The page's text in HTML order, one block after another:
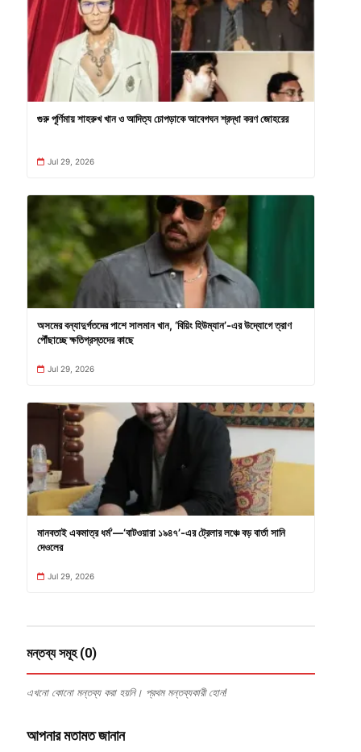
গুরু পূর্ণিমায় শাহরুখ খান ও আদিত্য চোপড়াকে আবেগঘন শ্রদ্ধা করণ জোহরের
Jul 29, 2026
অসমের বন্যাদুর্গতদের পাশে সালমান খান, ‘বিয়িং হিউম্যান’-এর উদ্যোগে ত্রাণ
পৌঁছাচ্ছে ক্ষতিগ্রস্তদের কাছে
Jul 29, 2026
মানবতাই একমাত্র ধর্ম’—‘বাটওয়ারা ১৯৪৭’-এর ট্রেলার লঞ্চে বড় বার্তা সানি
দেওলের
Jul 29, 2026
মন্তব্য সমূহ (0)
এখনো কোনো মন্তব্য করা হয়নি। প্রথম মন্তব্যকারী হোন!
আপনার মতামত জানান